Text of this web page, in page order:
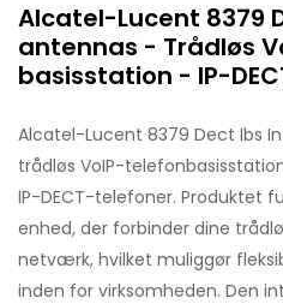
Alcatel-Lucent 8379
antennas - Trådløs
basisstation - IP-
Alcatel-Lucent 8379 Dect Ibs
trådløs VoIP-
IP-DECT-telefoner. Produktet
enhed, der forbinder dine
netværk, hvilket muliggør
inden for virksomheden. Den